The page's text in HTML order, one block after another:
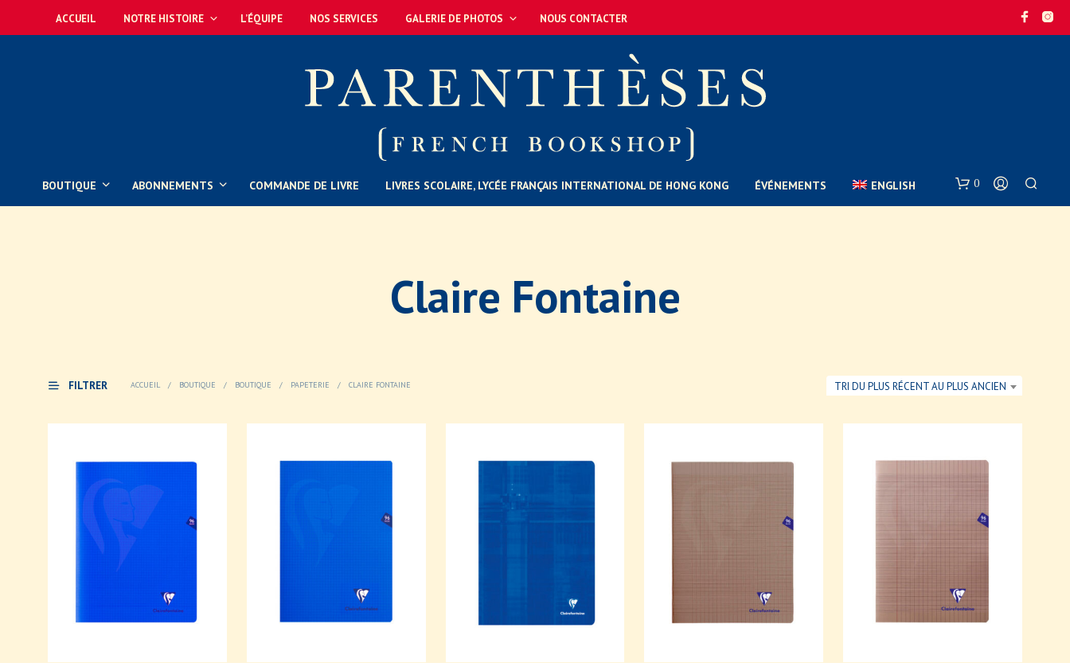
ACCUEIL NOTRE HISTOIRE L’ÉQUIPE NOS SERVICES GALERIE DE PHOTOS NOUS CONTACTER
BOUTIQUE ABONNEMENTS COMMANDE DE LIVRE LIVRES SCOLAIRE, LYCÉE FRANÇAIS INTERNATIONAL DE HONG KONG ÉVÉNEMENTS ENGLISH 0
V
O
Claire Fontaine
FILTRER ACCUEIL / BOUTIQUE / BOUTIQUE / PAPETERIE / CLAIRE FONTAINE TRI DU PLUS RÉCENT AU PLUS ANCIEN